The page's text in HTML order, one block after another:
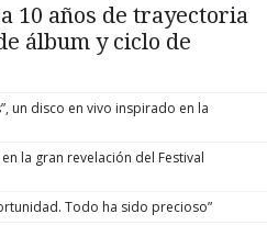
10 años de trayectoria
álbum y ciclo de
un disco en vivo inspirado en la
la gran revelación del Festival
Todo ha sido precioso”